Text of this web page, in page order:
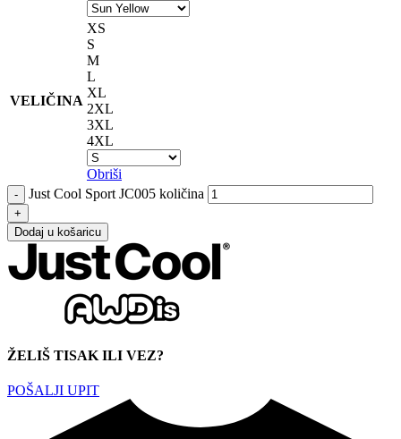
VELIČINA
XS
S
M
L
XL
2XL
3XL
4XL
Obriši
Just Cool Sport JC005 količina
Dodaj u košaricu
ŽELIŠ TISAK ILI VEZ?
POŠALJI UPIT